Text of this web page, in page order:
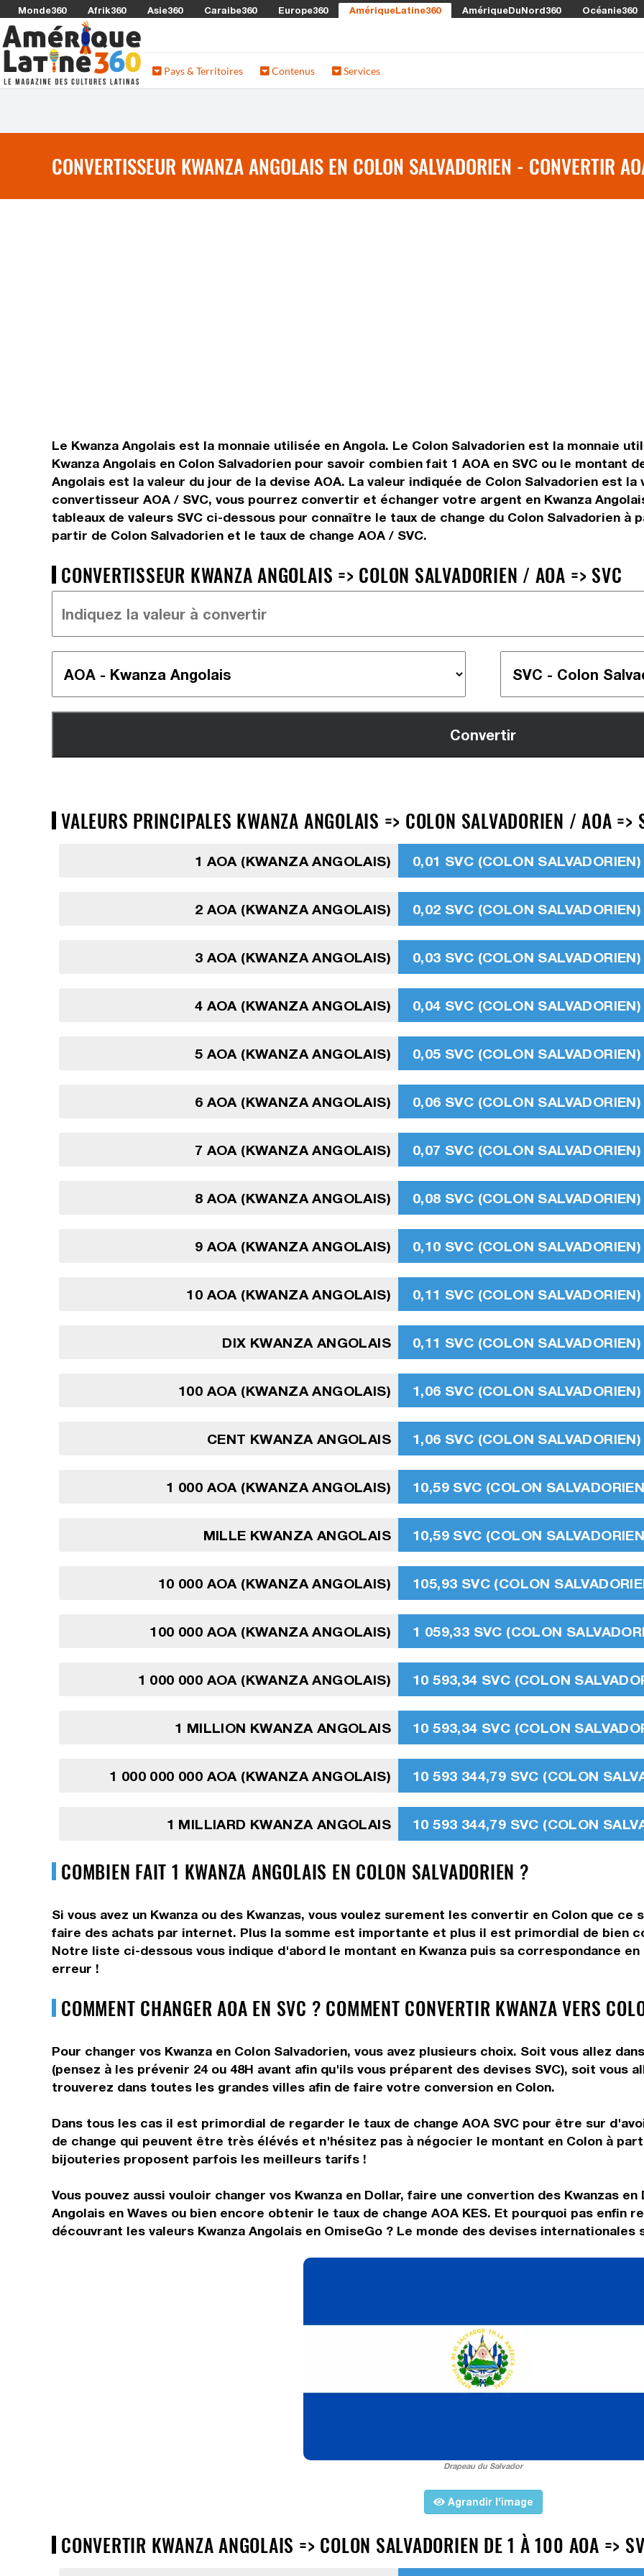
Monde360 Afrik360 Asie360 Caraibe360 Europe360 AmériqueLatine360 AmériqueDuNord360 Océanie360
Pays & Territoires Contenus Services
CONVERTISSEUR KWANZA ANGOLAIS EN COLON SALVADORIEN - CONVERTIR
Le Kwanza Angolais est la monnaie utilisée en Angola. Le Colon Salvadorien est la monnaie
Kwanza Angolais en Colon Salvadorien pour savoir combien fait 1 AOA en SVC ou le montant
Angolais est la valeur du jour de la devise AOA. La valeur indiquée de Colon Salvadorien est
convertisseur AOA / SVC, vous pourrez convertir et échanger votre argent en Kwanza
tableaux de valeurs SVC ci-dessous pour connaître le taux de change du Colon Salvadorien à
partir de Colon Salvadorien et le taux de change AOA / SVC.
CONVERTISSEUR KWANZA ANGOLAIS => COLON SALVADORIEN / AOA => SVC
VALEURS PRINCIPALES KWANZA ANGOLAIS => COLON SALVADORIEN / AOA =>
1 AOA (KWANZA ANGOLAIS) 0,01 SVC (COLON SALVADORIEN)
2 AOA (KWANZA ANGOLAIS) 0,02 SVC (COLON SALVADORIEN)
3 AOA (KWANZA ANGOLAIS) 0,03 SVC (COLON SALVADORIEN)
4 AOA (KWANZA ANGOLAIS) 0,04 SVC (COLON SALVADORIEN)
5 AOA (KWANZA ANGOLAIS) 0,05 SVC (COLON SALVADORIEN)
6 AOA (KWANZA ANGOLAIS) 0,06 SVC (COLON SALVADORIEN)
7 AOA (KWANZA ANGOLAIS) 0,07 SVC (COLON SALVADORIEN)
8 AOA (KWANZA ANGOLAIS) 0,08 SVC (COLON SALVADORIEN)
9 AOA (KWANZA ANGOLAIS) 0,10 SVC (COLON SALVADORIEN)
10 AOA (KWANZA ANGOLAIS) 0,11 SVC (COLON SALVADORIEN)
DIX KWANZA ANGOLAIS 0,11 SVC (COLON SALVADORIEN)
100 AOA (KWANZA ANGOLAIS) 1,06 SVC (COLON SALVADORIEN)
CENT KWANZA ANGOLAIS 1,06 SVC (COLON SALVADORIEN)
1 000 AOA (KWANZA ANGOLAIS) 10,59 SVC (COLON
MILLE KWANZA ANGOLAIS 10,59 SVC (COLON
10 000 AOA (KWANZA ANGOLAIS) 105,93 SVC (COLON
100 000 AOA (KWANZA ANGOLAIS) 1 059,33 SVC (COLON
1 000 000 AOA (KWANZA ANGOLAIS) 10 593,34 SVC (COLON
1 MILLION KWANZA ANGOLAIS 10 593,34 SVC (COLON
1 000 000 000 AOA (KWANZA ANGOLAIS) 10 593 344,79 SVC (COLON
1 MILLIARD KWANZA ANGOLAIS 10 593 344,79 SVC (COLON
COMBIEN FAIT 1 KWANZA ANGOLAIS EN COLON SALVADORIEN ?
Si vous avez un Kwanza ou des Kwanzas, vous voulez surement les convertir en Colon que
faire des achats par internet. Plus la somme est importante et plus il est primordial de bien
Notre liste ci-dessous vous indique d'abord le montant en Kwanza puis sa correspondance
erreur !
COMMENT CHANGER AOA EN SVC ? COMMENT CONVERTIR KWANZA VERS
Pour changer vos Kwanza en Colon Salvadorien, vous avez plusieurs choix. Soit vous allez
(pensez à les prévenir 24 ou 48H avant afin qu'ils vous préparent des devises SVC), soit vous
trouverez dans toutes les grandes villes afin de faire votre conversion en Colon.
Dans tous les cas il est primordial de regarder le taux de change AOA SVC pour être sur
de change qui peuvent être très élévés et n'hésitez pas à négocier le montant en Colon à
bijouteries proposent parfois les meilleurs tarifs !
Vous pouvez aussi vouloir changer vos Kwanza en Dollar, faire une convertion des Kwanzas
Angolais en Waves ou bien encore obtenir le taux de change AOA KES. Et pourquoi pas enfin
découvrant les valeurs Kwanza Angolais en OmiseGo ? Le monde des devises internationales
Drapeau du Salvador
Agrandir l'image
CONVERTIR KWANZA ANGOLAIS => COLON SALVADORIEN DE 1 À 100 AOA =>